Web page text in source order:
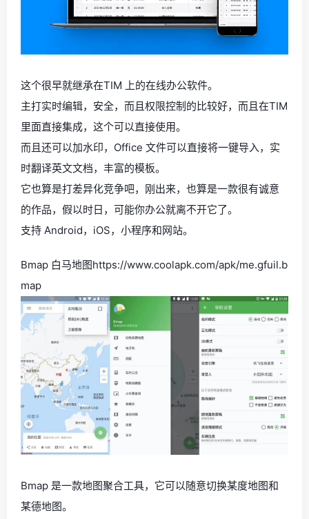
这个很早就继承在TIM 上的在线办公软件。
主打实时编辑，安全，而且权限控制的比较好，而且在TIM
里面直接集成，这个可以直接使用。
而且还可以加水印，Office 文件可以直接将一键导入，实
时翻译英文文档，丰富的模板。
它也算是打差异化竞争吧，刚出来，也算是一款很有诚意
的作品，假以时日，可能你办公就离不开它了。
支持 Android，iOS，小程序和网站。
Bmap 白马地图https://www.coolapk.com/apk/me.gfuil.b
map
Bmap 是一款地图聚合工具，它可以随意切换某度地图和
某德地图。